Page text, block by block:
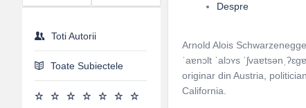
Despre
Arnold Alois
ˈaɐnɔlt ˈalɔʏs
originar din Austria,
California.
Toti Autorii
Toate Subiectele